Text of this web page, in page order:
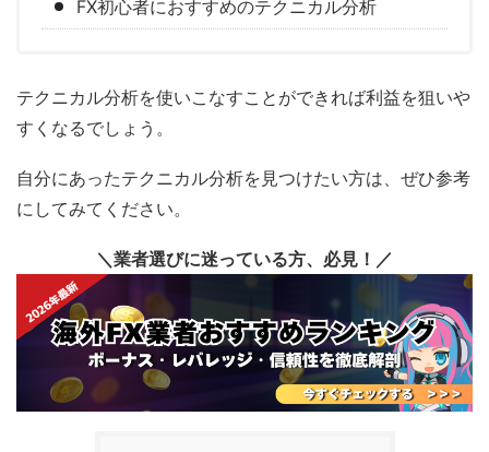
FX初心者におすすめのテクニカル分析
テクニカル分析を使いこなすことができれば利益を狙いや
すくなるでしょう。
自分にあったテクニカル分析を見つけたい方は、ぜひ参考
にしてみてください。
＼業者選びに迷っている方、必見！／